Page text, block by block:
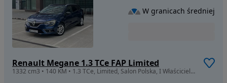
Renault Megane 1.3 TCe FAP Limited
1332 cm3 • 140 KM • 1.3 TCe, Limited, Salon Polska, I Właściciel, FV23%, Gwarancja
W granicach średniej